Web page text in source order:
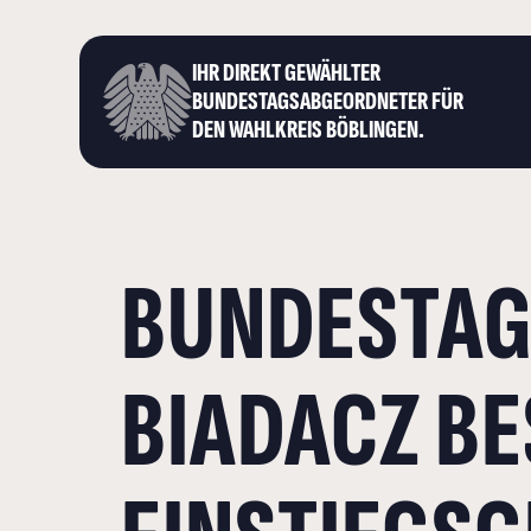
IHR DIREKT GEWÄHLTER
BUNDESTAGS­ABGEORDNETER FÜR
DEN WAHLKREIS BÖBLINGEN.
BIADACZ